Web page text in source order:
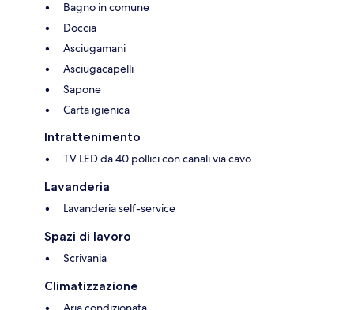
Bagno in comune
Doccia
Asciugamani
Asciugacapelli
Sapone
Carta igienica
Intrattenimento
TV LED da 40 pollici con canali via cavo
Lavanderia
Lavanderia self-service
Spazi di lavoro
Scrivania
Climatizzazione